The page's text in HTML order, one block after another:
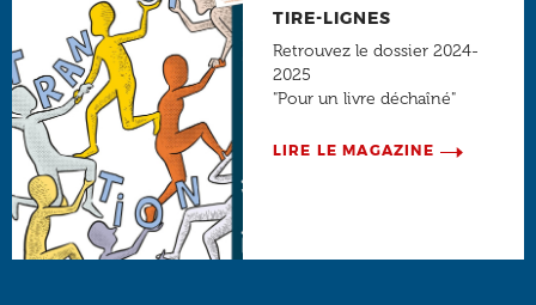
TIRE-LIGNES
Retrouvez le dossier 2024-
2025
"Pour un livre déchaîné"
LIRE LE MAGAZINE